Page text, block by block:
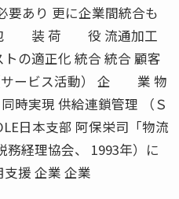
要あり 更に企業間統合も
装 荷 役 流通加工
の適正化 統合 統合 顧客
サービス活動） 企 業 物
時実現 供給連鎖管理 （Ｓ
日本支部 阿保栄司「物流
経理協会、 1993年）に
援 企業 企業